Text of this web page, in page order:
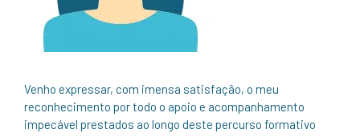
Venho expressar, com imensa satisfação, o meu
reconhecimento por todo o apoio e acompanhamento
impecável prestados ao longo deste percurso formativo